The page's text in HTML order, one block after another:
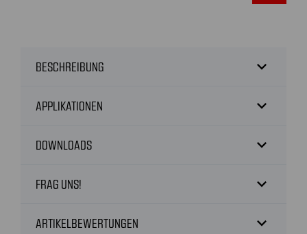
BESCHREIBUNG expand_more
APPLIKATIONEN expand_more
DOWNLOADS expand_more
FRAG UNS! expand_more
ARTIKELBEWERTUNGEN expand_more